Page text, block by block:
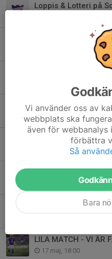
Loppis & Lotteri på
GåFotboll kommer till
Glad midsommar
Fässbergsdagen 5e
17 jun, 08:57
Årsdag för
14 jun, 11:00
28 maj, 18:00
Medaljutdelning för
LILA MATCH - VI ÄR
17 maj, 18:00
Vi använder oss av
webbplats ska
även för
förbättra
Så
Bara